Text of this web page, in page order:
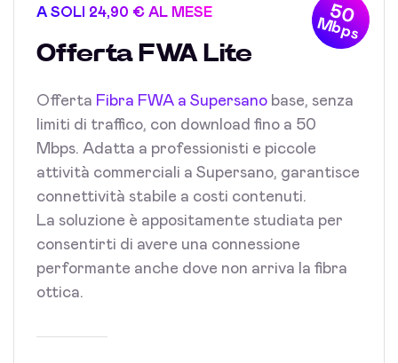
50
Mbps
A SOLI 24,90 € AL MESE
Offerta FWA Lite
Offerta Fibra FWA a Supersano base, senza
limiti di traffico, con download fino a 50
Mbps. Adatta a professionisti e piccole
attività commerciali a Supersano, garantisce
connettività stabile a costi contenuti.
La soluzione è appositamente studiata per
consentirti di avere una connessione
performante anche dove non arriva la fibra
ottica.